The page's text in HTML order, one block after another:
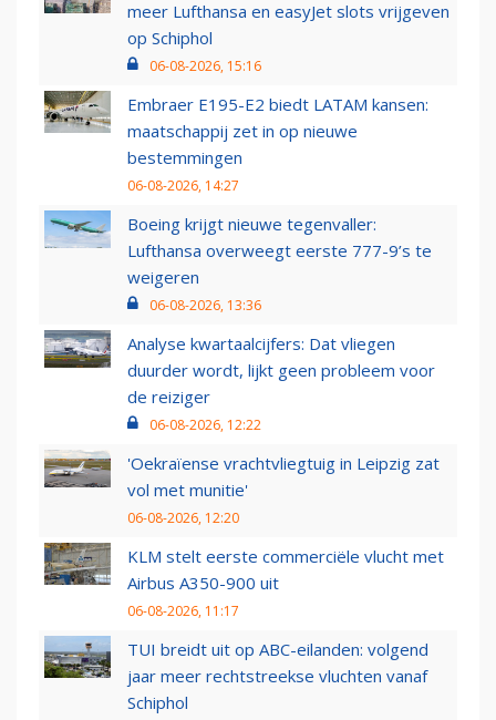
meer Lufthansa en easyJet slots vrijgeven
op Schiphol
06-08-2026, 15:16
Embraer E195-E2 biedt LATAM kansen:
maatschappij zet in op nieuwe
bestemmingen
06-08-2026, 14:27
Boeing krijgt nieuwe tegenvaller:
Lufthansa overweegt eerste 777-9’s te
weigeren
06-08-2026, 13:36
Analyse kwartaalcijfers: Dat vliegen
duurder wordt, lijkt geen probleem voor
de reiziger
06-08-2026, 12:22
'Oekraïense vrachtvliegtuig in Leipzig zat
vol met munitie'
06-08-2026, 12:20
KLM stelt eerste commerciële vlucht met
Airbus A350-900 uit
06-08-2026, 11:17
TUI breidt uit op ABC-eilanden: volgend
jaar meer rechtstreekse vluchten vanaf
Schiphol